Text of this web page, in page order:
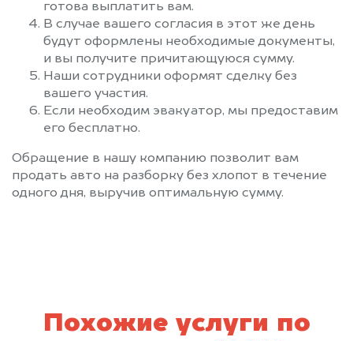
готова выплатить вам.
В случае вашего согласия в этот же день
будут оформлены необходимые документы,
и вы получите причитающуюся сумму.
Наши сотрудники оформят сделку без
вашего участия.
Если необходим эвакуатор, мы предоставим
его бесплатно.
Обращение в нашу компанию позволит вам
продать авто на разборку без хлопот в течение
одного дня, выручив оптимальную сумму.
Похожие услуги по